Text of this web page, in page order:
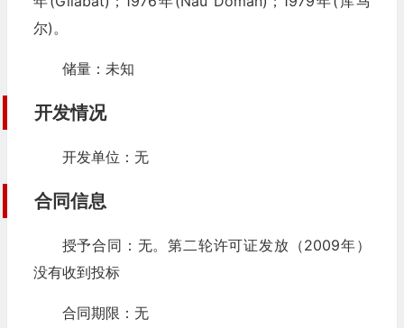
尔)。
储量：未知
开发情况
开发单位：无
合同信息
授予合同：无。第二轮许可证发放（2009年）
没有收到投标
合同期限：无